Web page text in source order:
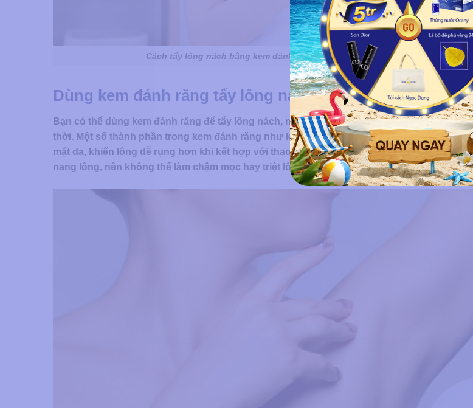
Cách tẩy lông nách bằng kem đánh răng là một công thức triệt lông theo dân
Dùng kem đánh răng tẩy lông nách được không?
Bạn có thể dùng kem đánh răng để tẩy lông nách, nhưng cần hiểu rằng giải pháp này chỉ
thời. Một số thành phần trong kem đánh răng như kẽm, flo có thể làm sợi lông mềm hơn
mặt da, khiến lông dễ rụng hơn khi kết hợp với thao tác chà/xoa. Tuy nhiên, các hoạt chất
nang lông, nên không thể làm chậm mọc hay triệt lông tận gốc.